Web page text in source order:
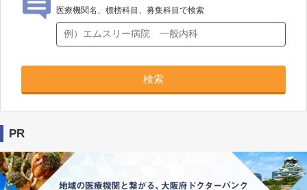
医療機関名、標榜科目、募集科目で検索
検索
PR